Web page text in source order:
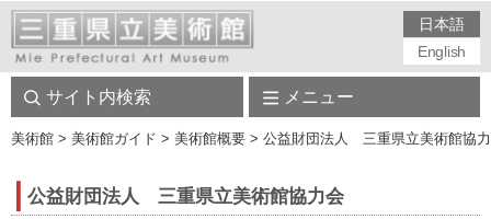
日本語
English
サイト内検索 メニュー
美術館 > 美術館ガイド > 美術館概要 > 公益財団法人 三重県立美術館協
公益財団法人 三重県立美術館協力会